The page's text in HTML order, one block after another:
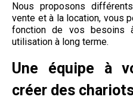
Nous proposons
vente et à la location, vous
fonction de vos besoins
utilisation à long terme.
Une équipe à
créer des